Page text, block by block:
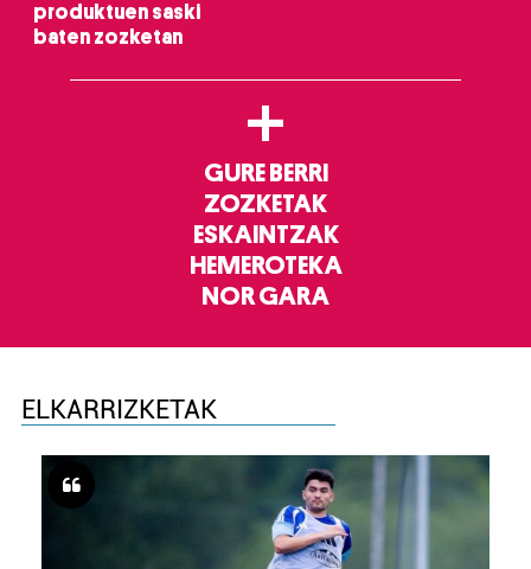
produktuen saski
baten zozketan
+
GURE BERRI
ZOZKETAK
ESKAINTZAK
HEMEROTEKA
NOR GARA
ELKARRIZKETAK